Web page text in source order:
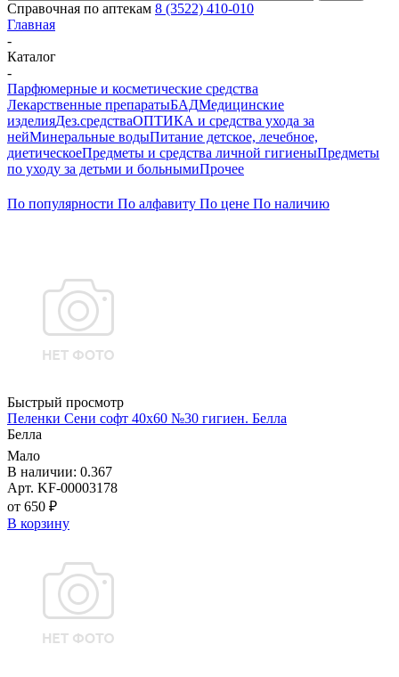
Справочная по аптекам 8 (3522) 410-010
Главная
-
Каталог
-
Парфюмерные и косметические средства
Лекарственные препаратыБАДМедицинские
изделияДез.средстваОПТИКА и средства ухода за
нейМинеральные водыПитание детское, лечебное,
диетическоеПредметы и средства личной гигиеныПредметы
по уходу за детьми и больнымиПрочее
По популярности По алфавиту По цене По наличию
Быстрый просмотр
Пеленки Сени софт 40х60 №30 гигиен. Белла
Белла
Мало
В наличии: 0.367
Арт. KF-00003178
от 650 ₽
В корзину